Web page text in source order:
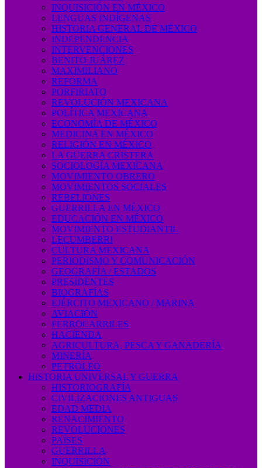
INQUISICIÓN EN MÉXICO
LENGUAS INDÍGENAS
HISTORIA GENERAL DE MÉXICO
INDEPENDENCIA
INTERVENCIONES
BENITO JUÁREZ
MAXIMILIANO
REFORMA
PORFIRIATO
REVOLUCIÓN MEXICANA
POLÍTICA MEXICANA
ECONOMÍA DE MÉXICO
MEDICINA EN MÉXICO
RELIGIÓN EN MÉXICO
LA GUERRA CRISTERA
SOCIOLOGÍA MEXICANA
MOVIMIENTO OBRERO
MOVIMIENTOS SOCIALES
REBELIONES
GUERRILLA EN MÉXICO
EDUCACIÓN EN MÉXICO
MOVIMIENTO ESTUDIANTIL
LECUMBERRI
CULTURA MEXICANA
PERIODISMO Y COMUNICACIÓN
GEOGRAFÍA / ESTADOS
PRESIDENTES
BIOGRAFÍAS
EJÉRCITO MEXICANO / MARINA
AVIACIÓN
FERROCARRILES
HACIENDA
AGRICULTURA, PESCA Y GANADERÍA
MINERÍA
PETRÓLEO
HISTORIA UNIVERSAL Y GUERRA
HISTORIOGRAFÍA
CIVILIZACIONES ANTIGUAS
EDAD MEDIA
RENACIMIENTO
REVOLUCIONES
PAÍSES
GUERRILLA
INQUISICIÓN